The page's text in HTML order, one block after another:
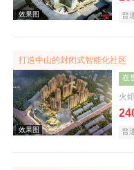
效果图
普
打造中山的封闭式智能化社区
在
火
普